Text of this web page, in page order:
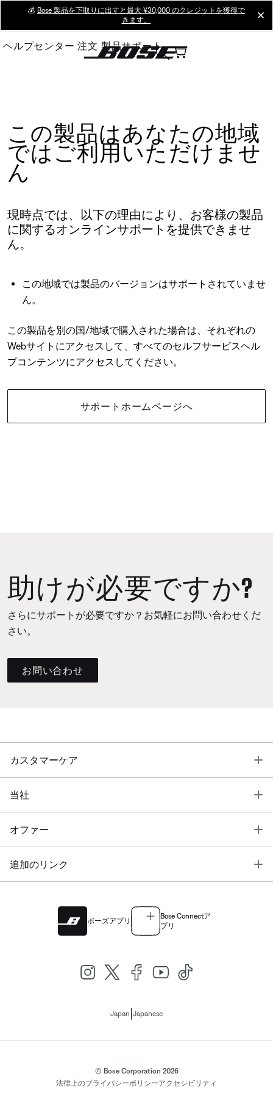
Main
💰 Bose 製品を下取りに出すと最大 ¥30,000 のクレジットを獲得で
きます。
ヘルプセンター 注文 製品サポート
この製品はあなたの地域
ではご利用いただけませ
ん
現時点では、以下の理由により、お客様の製品
に関するオンラインサポートを提供できませ
ん。
この地域では製品のバージョンはサポートされていませ
ん。
この製品を別の国/地域で購入された場合は、それぞれの
Webサイトにアクセスして、すべてのセルフサービスヘル
プコンテンツにアクセスしてください。
サポートホームページへ
助けが必要ですか?
さらにサポートが必要ですか？お気軽にお問い合わせくだ
さい。
お問い合わせ
カスタマーケア
当社
オファー
追加のリンク
ボーズアプリ
Bose Connectア
プリ
Japan Japanese
© Bose Corporation 2026
法律上のプライバシーポリシーアクセシビリティ